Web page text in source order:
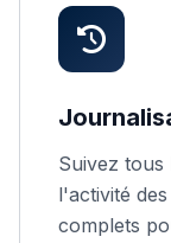
Suivez tous
l'activité
complets